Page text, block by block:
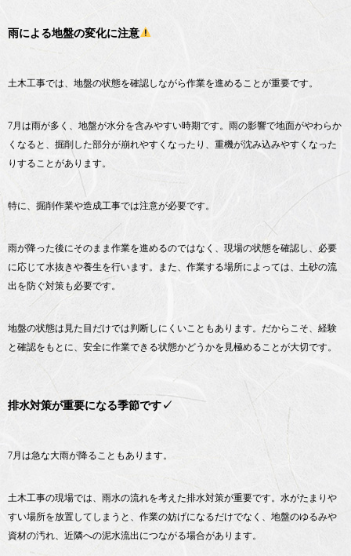
雨による地盤の変化に注意
土木工事では、地盤の状態を確認しながら作業を進めることが重要です。
7月は雨が多く、地盤が水分を含みやすい時期です。雨の影響で地面がやわらか
くなると、掘削した部分が崩れやすくなったり、重機が沈み込みやすくなった
りすることがあります。
特に、掘削作業や造成工事では注意が必要です。
雨が降った後にそのまま作業を進めるのではなく、現場の状態を確認し、必要
に応じて水抜きや養生を行います。また、作業する場所によっては、土砂の流
出を防ぐ対策も必要です。
地盤の状態は見た目だけでは判断しにくいこともあります。だからこそ、経験
と確認をもとに、安全に作業できる状態かどうかを見極めることが大切です。
排水対策が重要になる季節です✓
7月は急な大雨が降ることもあります。
土木工事の現場では、雨水の流れを考えた排水対策が重要です。水がたまりや
すい場所を放置してしまうと、作業の妨げになるだけでなく、地盤のゆるみや
資材の汚れ、近隣への泥水流出につながる場合があります。